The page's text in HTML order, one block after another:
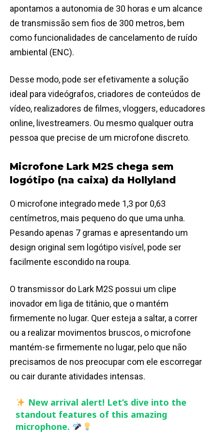
apontamos a autonomia de 30 horas e um alcance
de transmissão sem fios de 300 metros, bem
como funcionalidades de cancelamento de ruído
ambiental (ENC).
Desse modo, pode ser efetivamente a solução
ideal para videógrafos, criadores de conteúdos de
vídeo, realizadores de filmes, vloggers, educadores
online, livestreamers. Ou mesmo qualquer outra
pessoa que precise de um microfone discreto.
Microfone Lark M2S chega sem
logótipo (na caixa) da Hollyland
O microfone integrado mede 1,3 por 0,63
centímetros, mais pequeno do que uma unha.
Pesando apenas 7 gramas e apresentando um
design original sem logótipo visível, pode ser
facilmente escondido na roupa.
O transmissor do Lark M2S possui um clipe
inovador em liga de titânio, que o mantém
firmemente no lugar. Quer esteja a saltar, a correr
ou a realizar movimentos bruscos, o microfone
mantém-se firmemente no lugar, pelo que não
precisamos de nos preocupar com ele escorregar
ou cair durante atividades intensas.
New arrival alert! Let’s dive into the
standout features of this amazing
microphone.